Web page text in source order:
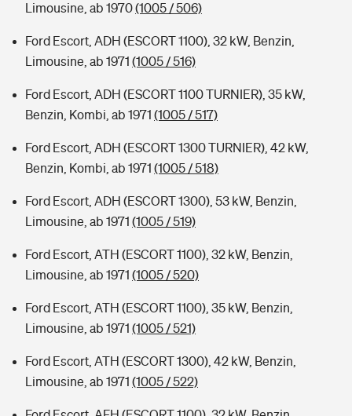
Limousine, ab 1970(1005 / 506)
Ford Escort, ADH (ESCORT 1100), 32 kW, Benzin,
Limousine, ab 1971 (1005 / 516)
Ford Escort, ADH (ESCORT 1100 TURNIER), 35 kW,
Benzin, Kombi, ab 1971 (1005 / 517)
Ford Escort, ADH (ESCORT 1300 TURNIER), 42 kW,
Benzin, Kombi, ab 1971 (1005 / 518)
Ford Escort, ADH (ESCORT 1300), 53 kW, Benzin,
Limousine, ab 1971 (1005 / 519)
Ford Escort, ATH (ESCORT 1100), 32 kW, Benzin,
Limousine, ab 1971 (1005 / 520)
Ford Escort, ATH (ESCORT 1100), 35 kW, Benzin,
Limousine, ab 1971 (1005 / 521)
Ford Escort, ATH (ESCORT 1300), 42 kW, Benzin,
Limousine, ab 1971 (1005 / 522)